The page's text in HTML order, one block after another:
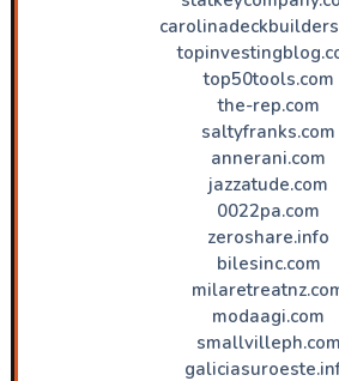
top50tools.com
the-rep.com
saltyfranks.com
annerani.com
jazzatude.com
0022pa.com
zeroshare.info
bilesinc.com
modaagi.com
smallvilleph.com